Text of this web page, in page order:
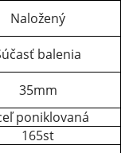
Naložený
balenia
35mm
poniklovaná
165st